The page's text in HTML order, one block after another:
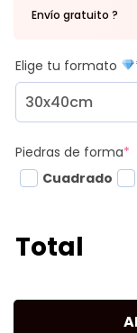
Envío gratuito ?
Elige tu formato
Piedras de forma*
Cuadrado
Total